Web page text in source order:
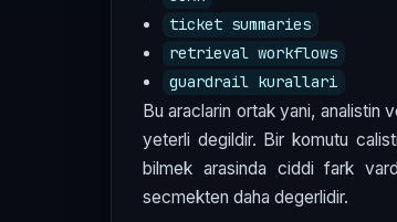
ticket summaries
retrieval workflows
guardrail kurallari
Bu araclarin ortak yani, analistin
yeterli degildir. Bir komutu
bilmek arasinda ciddi fark
secmekten daha degerlidir.